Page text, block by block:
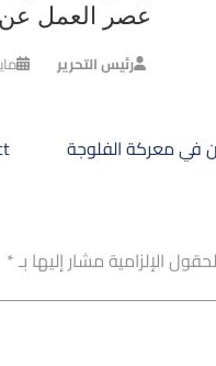
عصر العمل عن
رئيس التحرير مايو
في معركة الفلوجة
الإلزامية مشار إليها بـ*